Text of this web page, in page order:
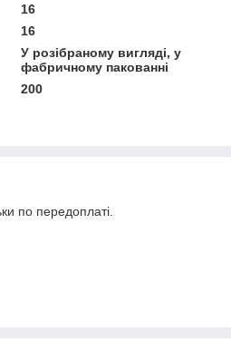
16
16
У розібраному вигляді, у
фабричному пакованні
200
по передоплаті.